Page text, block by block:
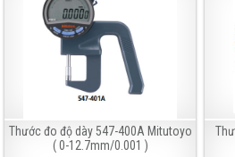
Thước đo độ dày 547-400A Mitutoyo
( 0-12.7mm/0.001 )